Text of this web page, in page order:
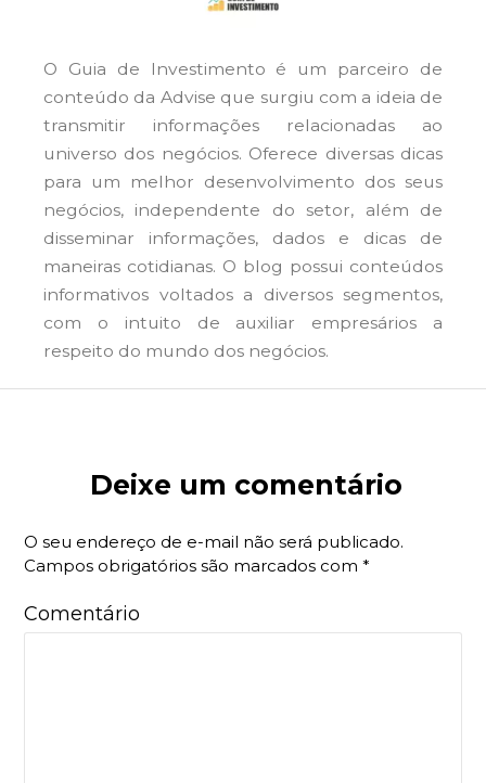
O Guia de Investimento é um parceiro de
conteúdo da Advise que surgiu com a ideia de
transmitir informações relacionadas ao
universo dos negócios. Oferece diversas dicas
para um melhor desenvolvimento dos seus
negócios, independente do setor, além de
disseminar informações, dados e dicas de
maneiras cotidianas. O blog possui conteúdos
informativos voltados a diversos segmentos,
com o intuito de auxiliar empresários a
respeito do mundo dos negócios.
Deixe um comentário
O seu endereço de e-mail não será publicado.
Campos obrigatórios são marcados com*
Comentário